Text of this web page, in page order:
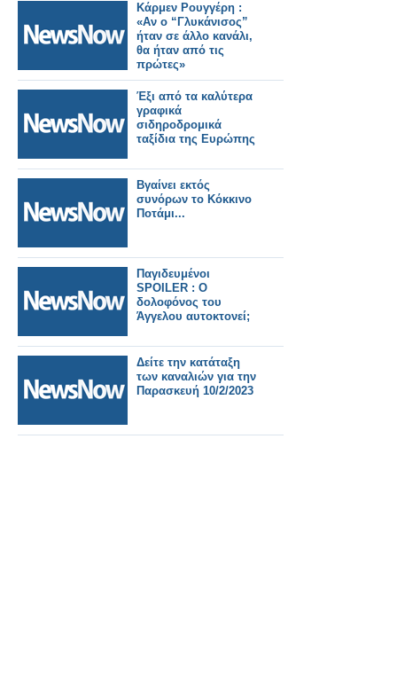
Κάρμεν Ρουγγέρη :
«Αν ο “Γλυκάνισος”
ήταν σε άλλο κανάλι,
θα ήταν από τις
πρώτες»
Έξι από τα καλύτερα
γραφικά
σιδηροδρομικά
ταξίδια της Ευρώπης
Βγαίνει εκτός
συνόρων το Κόκκινο
Ποτάμι...
Παγιδευμένοι
SPOILER : Ο
δολοφόνος του
Άγγελου αυτοκτονεί;
Δείτε την κατάταξη
των καναλιών για την
Παρασκευή 10/2/2023